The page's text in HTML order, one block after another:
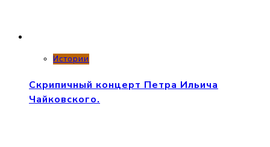
Истории
Скрипичный концерт Петра Ильича
Чайковского.